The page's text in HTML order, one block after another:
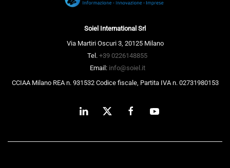
Soiel International Srl
Via Martiri Oscuri 3, 20125 Milano
Tel. +39 0226148855
Email: info@soiel.it
CCIAA Milano REA n. 931532 Codice fiscale, Partita IVA n. 02731980153